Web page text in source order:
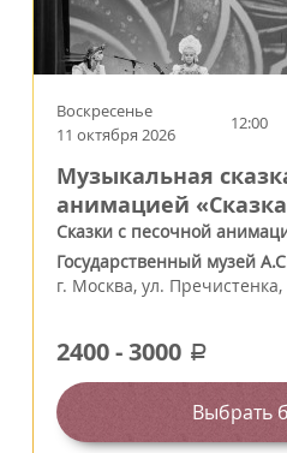
Воскресенье
11 октября 2026
12:00
Музыкальная
анимацией
Сказки с песочной
Государственный музей
г. Москва, ул.
2400-3000 a
Выбрать